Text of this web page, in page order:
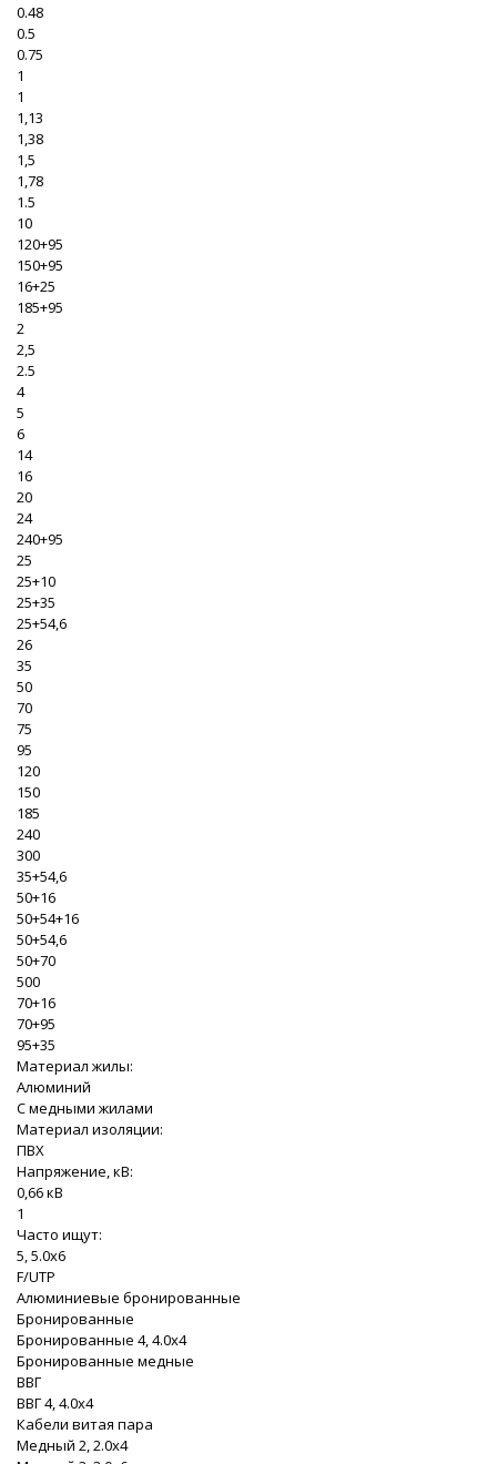
0.48
0.5
0.75
1
1
1,13
1,38
1,5
1,78
1.5
10
120+95
150+95
16+25
185+95
2
2,5
2.5
4
5
6
14
16
20
24
240+95
25
25+10
25+35
25+54,6
26
35
50
70
75
95
120
150
185
240
300
35+54,6
50+16
50+54+16
50+54,6
50+70
500
70+16
70+95
95+35
Материал жилы:
Алюминий
С медными жилами
Материал изоляции:
ПВХ
Напряжение, кВ:
0,66 кВ
1
Часто ищут:
5, 5.0x6
F/UTP
Алюминиевые бронированные
Бронированные
Бронированные 4, 4.0x4
Бронированные медные
ВВГ
ВВГ 4, 4.0x4
Кабели витая пара
Медный 2, 2.0x4